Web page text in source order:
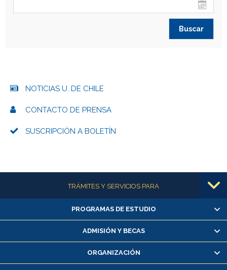
NOTICIAS U. DE CHILE
CONTACTO DE PRENSA
SUSCRIPCIÓN A BOLETÍN
Más informaciónTRÁMITES Y SERVICIOS PARA
Alumnas/os y exalumnas/os
Matrícula en línea
Inscripción y cambio de asignaturas
Consulta y certificado de notas
PROGRAMAS DE ESTUDIO
ADMISIÓN Y BECAS
ORGANIZACIÓN